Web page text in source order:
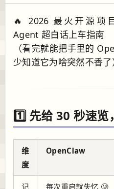
🔥 2026 最火开源项
Agent 超白话上车指南
（看完就能把手里的
少知道它为啥突然不香了
1️⃣ 先给 30 秒速览
维
度
OpenClaw
记
每次重启就失忆 🥲